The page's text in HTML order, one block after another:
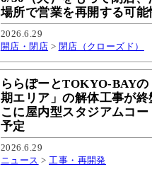
場所で営業を再開する可能
2026.6.29
開店・閉店 > 閉店（クローズド）
ららぽーとTOKYO‐BAY
期エリア」の解体工事が終
こに屋内型スタジアムコー
予定
2026.6.29
ニュース > 工事・再開発